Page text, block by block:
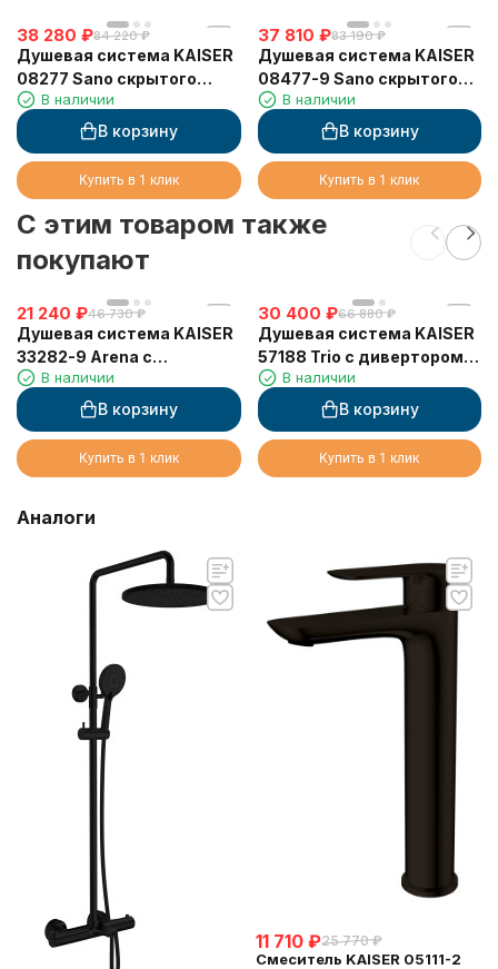
38 280 ₽84 220 ₽
Душевая система KAISER
08277 Sano скрытого
монтажа, с термостатом
В наличии
В корзину
Купить в 1 клик
37 810 ₽83 190 ₽
Душевая система KAISER
08477-9 Sano скрытого
монтажа, с термостатом
В наличии
В корзину
Купить в 1 клик
C этим товаром также
покупают
21 240 ₽46 730 ₽
Душевая система KAISER
33282-9 Arena с
аэратором
В наличии
В корзину
Купить в 1 клик
30 400 ₽66 880 ₽
Душевая система KAISER
57188 Trio с дивертором
58DRВ наличии
В корзину
Купить в 1 клик
Аналоги
11 710 ₽25 770 ₽
Смеситель KAISER 05111-2